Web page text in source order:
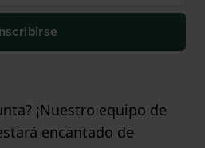
¡Nuestro equipo de
encantado de